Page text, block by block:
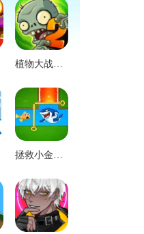
植物大战僵尸第一版
拯救小金鱼原版